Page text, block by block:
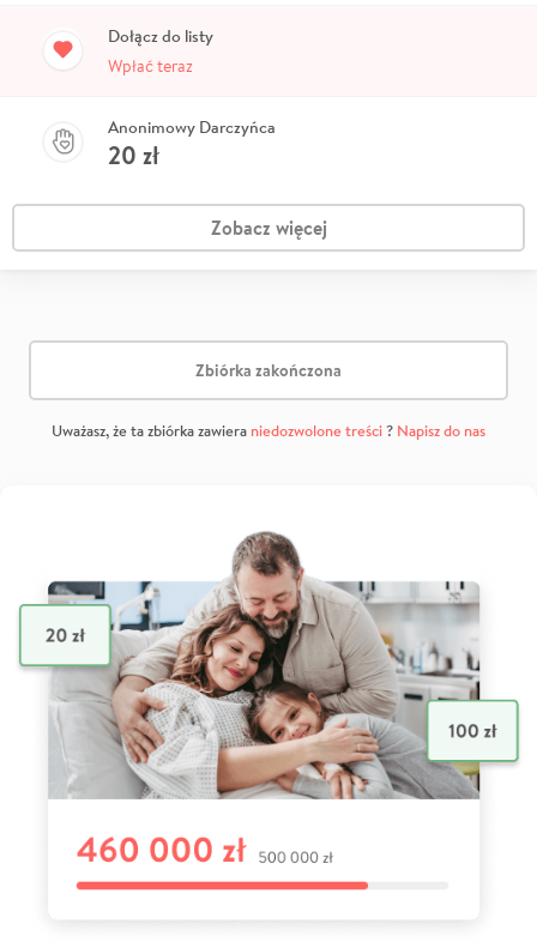
Dołącz do listy
Wpłać teraz
Anonimowy Darczyńca
20 zł
Zobacz więcej
Zbiórka zakończona
Uważasz, że ta zbiórka zawiera niedozwolone treści? Napisz do nas